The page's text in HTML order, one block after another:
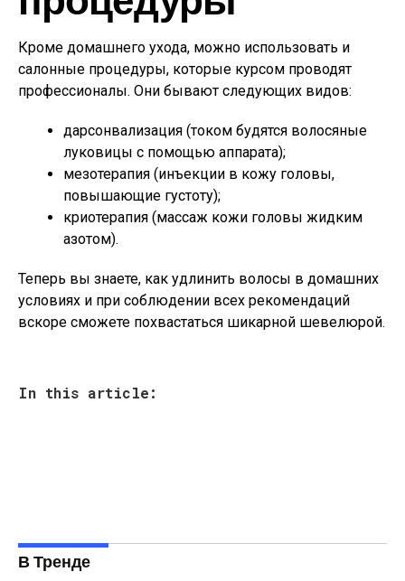
Кроме домашнего ухода, можно использовать и
салонные процедуры, которые курсом проводят
профессионалы. Они бывают следующих видов:
дарсонвализация (током будятся волосяные
луковицы с помощью аппарата);
мезотерапия (инъекции в кожу головы,
повышающие густоту);
криотерапия (массаж кожи головы жидким
азотом).
Теперь вы знаете, как удлинить волосы в домашних
условиях и при соблюдении всех рекомендаций
вскоре сможете похвастаться шикарной шевелюрой.
In this article:
В Тренде